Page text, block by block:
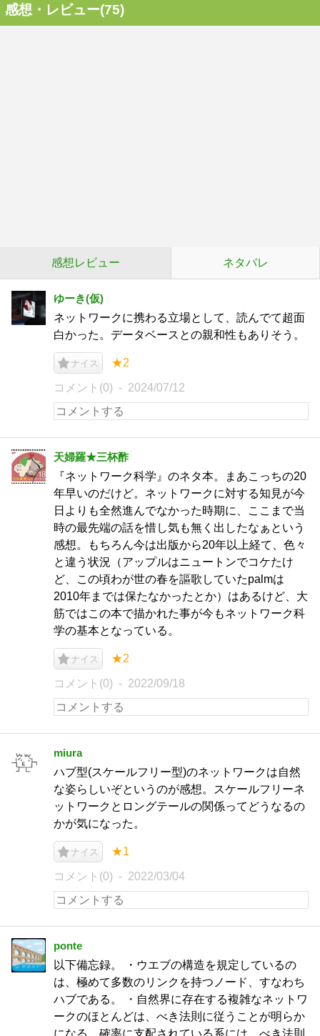
感想・レビュー(75)
感想レビュー ネタバレ
ゆーき(仮)
ネットワークに携わる立場として、読んでて超面
白かった。データベースとの親和性もありそう。
ナイス ★2
コメント(0) 2024/07/12
天婦羅★三杯酢
『ネットワーク科学』のネタ本。まあこっちの20
年早いのだけど。ネットワークに対する知見が今
日よりも全然進んでなかった時期に、ここまで当
時の最先端の話を惜し気も無く出したなぁという
感想。もちろん今は出版から20年以上経て、色々
と違う状況（アップルはニュートンでコケたけ
ど、この頃わが世の春を謳歌していたpalmは
2010年までは保たなかったとか）はあるけど、大
筋ではこの本で描かれた事が今もネットワーク科
学の基本となっている。
ナイス ★2
コメント(0) 2022/09/18
miura
ハブ型(スケールフリー型)のネットワークは自然
な姿らしいぞというのが感想。スケールフリーネ
ットワークとロングテールの関係ってどうなるの
かが気になった。
ナイス ★1
コメント(0) 2022/03/04
ponte
以下備忘録。 ・ウエブの構造を規定しているの
は、極めて多数のリンクを持つノード、すなわち
ハブである。 ・自然界に存在する複雑なネットワ
ークのほとんどは、べき法則に従うことが明らか
になる。確率に支配されている系には、べき法則